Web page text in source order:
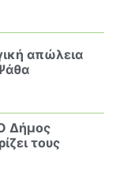
απώλεια
Δήμος
τους